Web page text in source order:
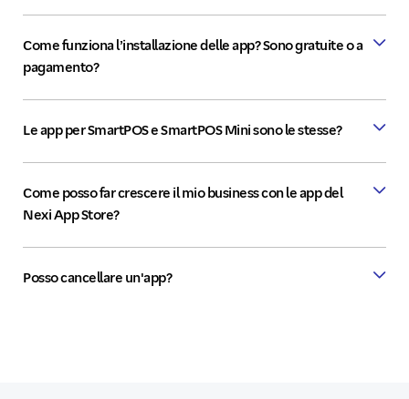
Come funziona l’installazione delle app? Sono gratuite o a
pagamento?
Le app per SmartPOS e SmartPOS Mini sono le stesse?
Come posso far crescere il mio business con le app del
Nexi App Store?
Posso cancellare un'app?